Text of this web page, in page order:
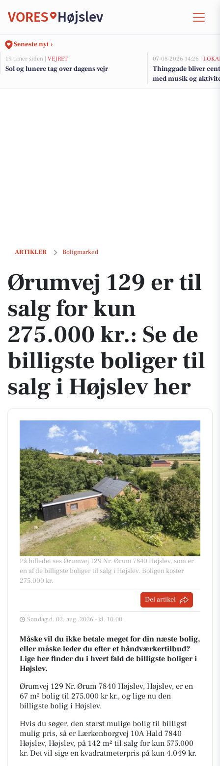
VORES Højslev
Seneste nyt ›
19 timer siden | VEJRET
Sol og lunere tag over dagens vejr
07-08-2026 14:26 |
Thinggade bliver
med musik og
års jubilæum
ARTIKLER Boligmarked
Ørumvej 129 er til salg for kun 275.000 kr.: Se de billigste boliger til
Ørumvej 129 er til
salg for kun
275.000 kr.: Se de
billigste boliger til
salg i Højslev her
På billedet ses Ørumvej 129 Nr. Ørum 7840 Højslev, som er
en af de billigste boliger til salg i Højslev. Boligen koster
275.000 kr.
Del artikel
Søndag d. 02. aug. 2026 - kl. 10:00
Måske vil du ikke betale meget for din næste bolig,
eller måske leder du efter et håndværkertilbud?
Lige her finder du i hvert fald de billigste boliger i
Højslev.
Ørumvej 129 Nr. Ørum 7840 Højslev, Højslev, er en
67 m² bolig til 275.000 kr kr., og lige nu den
billigste bolig i Højslev.
Hvis du søger, den størst mulige bolig til billigst
mulig pris, så er Lærkenborgvej 10A Hald 7840
Højslev, Højslev, på 142 m² til salg for kun 575.000
kr. Det vil sige en kvadratmeterpris på kun 4.049 kr.